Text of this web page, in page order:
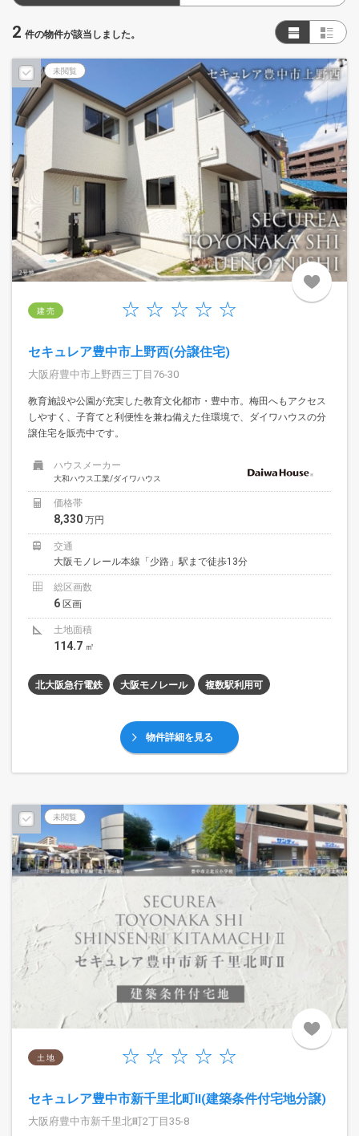
2 件の物件が該当しました。
未閲覧
建 売
セキュレア豊中市上野西(分譲住宅)
大阪府豊中市上野西三丁目76-30
教育施設や公園が充実した教育文化都市・豊中市。梅田へもアクセス
しやすく、子育てと利便性を兼ね備えた住環境で、ダイワハウスの分
譲住宅を販売中です。
ハウスメーカー
大和ハウス工業/ダイワハウス
価格帯
8,330 万円
交通
大阪モノレール本線「少路」駅まで徒歩13分
総区画数
6 区画
土地面積
114.7 ㎡
北大阪急行電鉄 大阪モノレール 複数駅利用可
物件詳細を見る
未閲覧
土 地
セキュレア豊中市新千里北町II(建築条件付宅地分譲)
大阪府豊中市新千里北町2丁目35-8